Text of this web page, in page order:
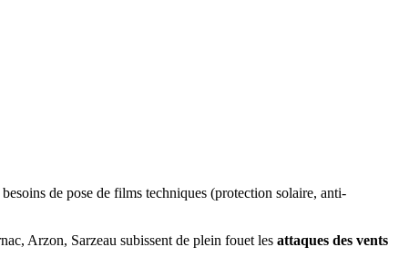
de pose de films techniques (protection solaire, anti-
Arzon, Sarzeau subissent de plein fouet les attaques des vents